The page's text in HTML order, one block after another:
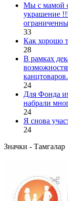
Мы с мамой
украшение
33
Как хорошо
28
В рамках
канцтоваров.
24
Для Фонда
набрали
24
Я снова
24
Значки - Тамгалар